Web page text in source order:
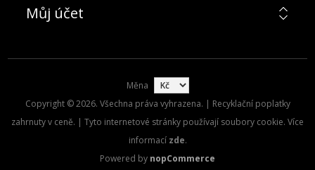
Můj účet
Měna
Copyright © 2026. Všechna práva vyhrazena. | Recyklační poplatky
zahrnuty v ceně. | Tyto internetové stránky používají soubory cookie. Více
informací zde.
Powered by nopCommerce